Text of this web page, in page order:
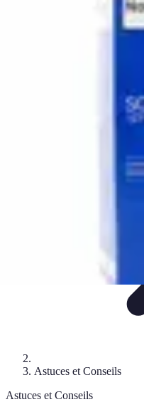
Nutrition et
Astuces de Sommeil
Astuces et Conseils
Astuces et Conseils